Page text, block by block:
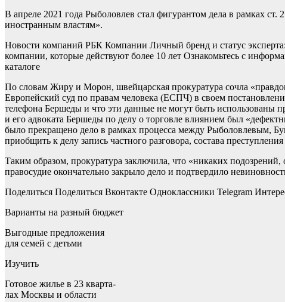
В апреле 2021 года Рыболовлев стал фигурантом дела в рамках
иностранным властям».
Новости компаний РБК Компании Личный бренд и статус
компании, которые действуют более 10 лет Ознакомьтесь с
каталоге
По словам Жиру и Морон, швейцарская прокуратура сочла
Европейский суд по правам человека (ЕСПЧ) в своем
телефона Бершеды и что эти данные не могут быть использованы
и его адвоката Бершеды по делу о торговле влиянием был
было прекращено дело в рамках процесса между Рыболовлевым,
приобщить к делу запись частного разговора, состава
Таким образом, прокуратура заключила, что «никаких
правосудие окончательно закрыло дело и подтвердило
Поделиться Поделиться Вконтакте Одноклассники Telegram
Варианты на разный бюджет
Выгодные предложения
для семей с детьми
Изучить
Готовое жилье в 23 кварта-
лах Москвы и области